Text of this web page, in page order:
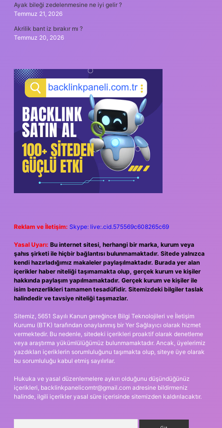
Ayak bileği zedelenmesine ne iyi gelir ?
Temmuz 21, 2026
Akrilik bant iz bırakır mı ?
Temmuz 20, 2026
Reklam ve İletişim: Skype: live:.cid.575569c608265c69
Yasal Uyarı: Bu internet sitesi, herhangi bir marka, kurum veya
şahıs şirketi ile hiçbir bağlantısı bulunmamaktadır. Sitede yalnızca
kendi hazırladığımız makaleler paylaşılmaktadır. Burada yer alan
içerikler haber niteliği taşımamakta olup, gerçek kurum ve kişiler
hakkında paylaşım yapılmamaktadır. Gerçek kurum ve kişiler ile
isim benzerlikleri tamamen tesadüfidir. Sitemizdeki bilgiler taslak
halindedir ve tavsiye niteliği taşımazlar.
Sitemiz, 5651 Sayılı Kanun gereğince Bilgi Teknolojileri ve İletişim
Kurumu (BTK) tarafından onaylanmış bir Yer Sağlayıcı olarak hizmet
vermektedir. Bu nedenle, sitedeki içerikleri proaktif olarak denetleme
veya araştırma yükümlülüğümüz bulunmamaktadır. Ancak, üyelerimiz
yazdıkları içeriklerin sorumluluğunu taşımakta olup, siteye üye olarak
bu sorumluluğu kabul etmiş sayılırlar.
Hukuka ve yasal düzenlemelere aykırı olduğunu düşündüğünüz
içerikleri, backlinkpanelicomtr@gmail.com adresine bildirmeniz
halinde, ilgili içerikler yasal süre içerisinde sitemizden kaldırılacaktır.